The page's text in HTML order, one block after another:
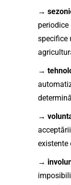
→
specifice
→
→
existente
→